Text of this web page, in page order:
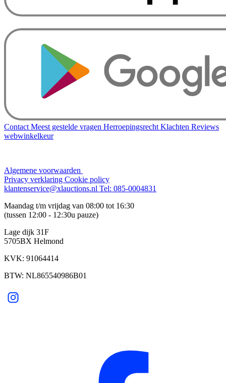
Contact Meest gestelde vragen Herroepingsrecht Klachten Reviews
webwinkelkeur
Algemene voorwaarden
Privacy verklaring Cookie policy
klantenservice@xlauctions.nl Tel: 085-0004831
Maandag t/m vrijdag van 08:00 tot 16:30
(tussen 12:00 - 12:30u pauze)
Lage dijk 31F
5705BX Helmond
KVK: 91064414
BTW: NL865540986B01